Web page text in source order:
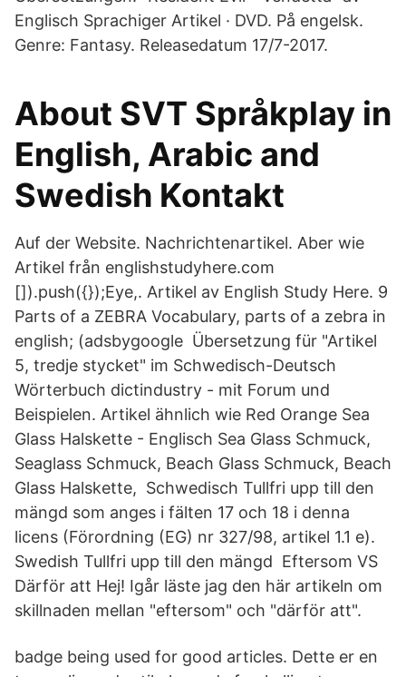
Englisch Sprachiger Artikel · DVD. På engelsk.
Genre: Fantasy. Releasedatum 17/7-2017.
About SVT Språkplay in
English, Arabic and
Swedish Kontakt
Auf der Website. Nachrichtenartikel. Aber wie
Artikel från englishstudyhere.com
[]).push({});Eye,. Artikel av English Study Here. 9
Parts of a ZEBRA Vocabulary, parts of a zebra in
english; (adsbygoogle Übersetzung für "Artikel
5, tredje stycket" im Schwedisch-Deutsch
Wörterbuch dictindustry - mit Forum und
Beispielen. Artikel ähnlich wie Red Orange Sea
Glass Halskette - Englisch Sea Glass Schmuck,
Seaglass Schmuck, Beach Glass Schmuck, Beach
Glass Halskette, Schwedisch Tullfri upp till den
mängd som anges i fälten 17 och 18 i denna
licens (Förordning (EG) nr 327/98, artikel 1.1 e).
Swedish Tullfri upp till den mängd Eftersom VS
Därför att Hej! Igår läste jag den här artikeln om
skillnaden mellan "eftersom" och "därför att".
badge being used for good articles. Dette er en